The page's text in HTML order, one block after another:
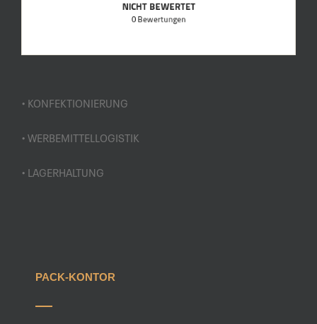
• KONFEKTIONIERUNG
• WERBEMITTELLOGISTIK
• LAGERHALTUNG
PACK-KONTOR